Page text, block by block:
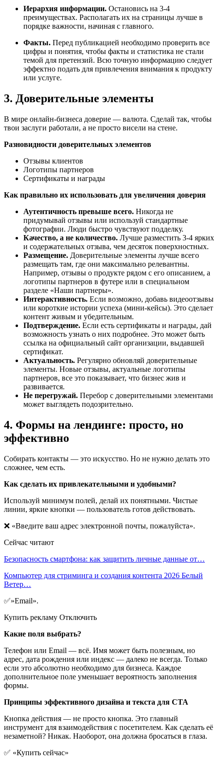
Иерархия информации. Остановись на 3-4
преимуществах. Располагать их на страницы лучше в
порядке важности, начиная с главного.
Факты. Перед публикацией необходимо проверить все
цифры и понятия, чтобы факты и статистика не стали
темой для претензий. Всю точную информацию следует
эффектно подать для привлечения внимания к продукту
или услуге.
3. Доверительные элементы
В мире онлайн-бизнеса доверие — валюта. Сделай так, чтобы
твои заслуги работали, а не просто висели на стене.
Разновидности доверительных элементов
Отзывы клиентов
Логотипы партнеров
Сертификаты и награды
Как правильно их использовать для увеличения доверия
Аутентичность превыше всего. Никогда не
придумывай отзывы или используй стандартные
фотографии. Люди быстро чувствуют подделку.
Качество, а не количество. Лучше разместить 3-4 ярких
и содержательных отзыва, чем десяток поверхностных.
Размещение. Доверительные элементы лучше всего
размещать там, где они максимально релевантны.
Например, отзывы о продукте рядом с его описанием, а
логотипы партнеров в футере или в специальном
разделе «Наши партнеры».
Интерактивность. Если возможно, добавь видеоотзывы
или короткие истории успеха (мини-кейсы). Это сделает
контент живым и убедительным.
Подтверждение. Если есть сертификаты и награды, дай
возможность узнать о них подробнее. Это может быть
ссылка на официальный сайт организации, выдавшей
сертификат.
Актуальность. Регулярно обновляй доверительные
элементы. Новые отзывы, актуальные логотипы
партнеров, все это показывает, что бизнес жив и
развивается.
Не перегружай. Перебор с доверительными элементами
может выглядеть подозрительно.
4. Формы на лендинге: просто, но
эффективно
Собирать контакты — это искусство. Но не нужно делать это
сложнее, чем есть.
Как сделать их привлекательными и удобными?
Используй минимум полей, делай их понятными. Чистые
линии, яркие кнопки — пользователь готов действовать.
❌ «Введите ваш адрес электронной почты, пожалуйста».
Сейчас читают
Безопасность смартфона: как защитить личные данные от…
Компьютер для стриминга и создания контента 2026 Белый
Ветер…
✅»Email».
Купить рекламу Отключить
Какие поля выбрать?
Телефон или Email — всё. Имя может быть полезным, но
адрес, дата рождения или индекс — далеко не всегда. Только
если это абсолютно необходимо для бизнеса. Каждое
дополнительное поле уменьшает вероятность заполнения
формы.
Принципы эффективного дизайна и текста для CTA
Кнопка действия — не просто кнопка. Это главный
инструмент для взаимодействия с посетителем. Как сделать её
незаметной? Никак. Наоборот, она должна бросаться в глаза.
✅ «Купить сейчас»